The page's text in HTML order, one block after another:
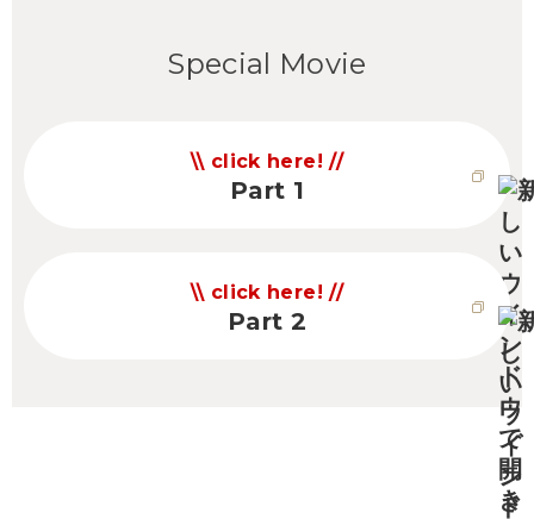
Special Movie
click here!
Part 1
click here!
Part 2